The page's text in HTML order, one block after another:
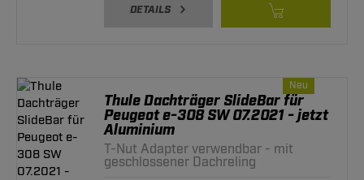
DETAILS
Neu
Thule Dachträger SlideBar für
Peugeot e-308 SW 07.2021 - jetzt
Aluminium
T-Nut Adapter verwendbar - mit
geschlossener Dachreling